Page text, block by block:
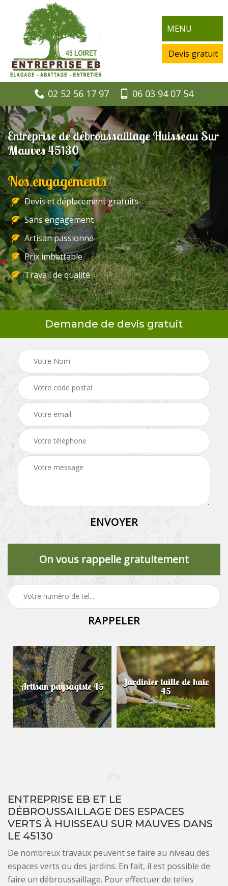
MENU
Devis gratuit
02 52 56 17 97 06 03 94 07 54
Entreprise de débroussaillage Huisseau Sur
Mauves 45130
Nos engagements
Devis et déplacement gratuits
Sans engagement
Artisan passionné
Prix imbattable
Travail de qualité
Demande de devis gratuit
On vous rappelle gratuitement
Artisan paysagiste 45 Jardinier taille de haie
45
ENTREPRISE EB ET LE
DÉBROUSSAILLAGE DES ESPACES
VERTS À HUISSEAU SUR MAUVES DANS
LE 45130
De nombreux travaux peuvent se faire au niveau des
espaces verts ou des jardins. En fait, il est possible de
faire un débroussaillage. Pour effectuer de telles